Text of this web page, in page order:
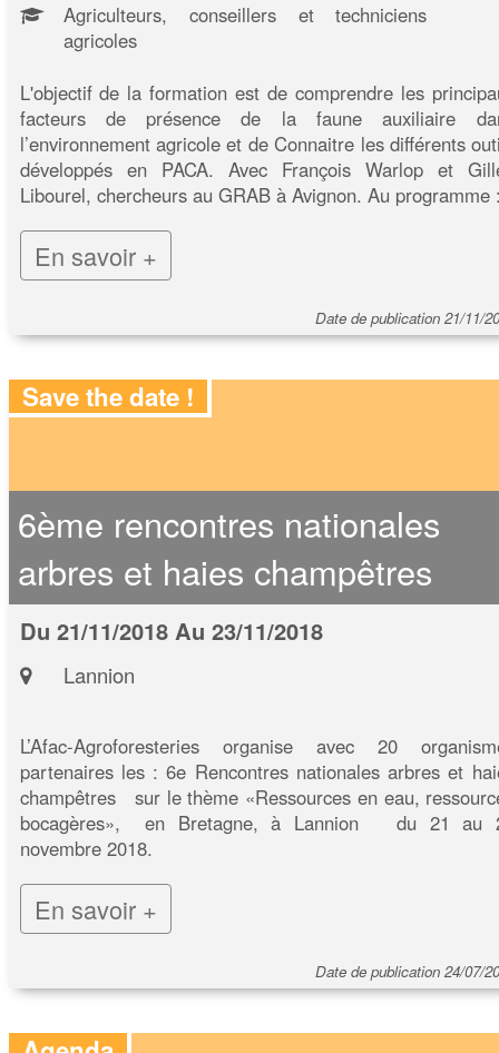
Agriculteurs, conseillers et techniciens
agricoles
L'objectif de la formation est de comprendre les
facteurs de présence de la faune auxiliaire
l’environnement agricole et de Connaitre les différents
développés en PACA. Avec François Warlop et
Libourel, chercheurs au GRAB à Avignon. Au programme
En savoir +
Date de publication 21/11/
Save the date !
6ème rencontres nationales
arbres et haies champêtres
Du 21/11/2018 Au 23/11/2018
Lannion
L’Afac-Agroforesteries organise avec 20
partenaires les : 6e Rencontres nationales arbres et
champêtres sur le thème «Ressources en eau,
bocagères», en Bretagne, à Lannion du 21 au
novembre 2018.
En savoir +
Date de publication 24/07/